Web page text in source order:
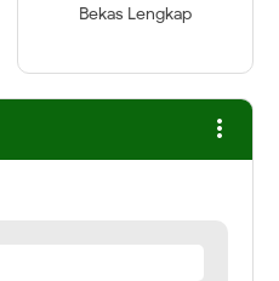
Bekas Lengkap
more_vert